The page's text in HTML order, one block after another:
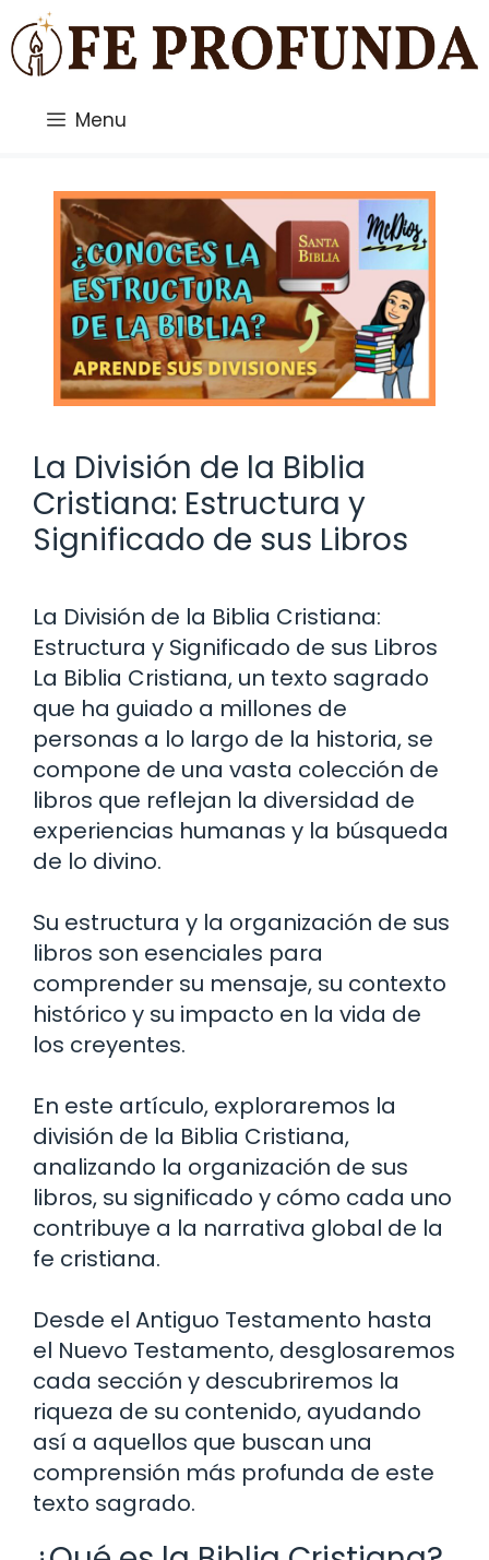
Saltar
al
contenido
Menu
La División de la Biblia
Cristiana: Estructura y
Significado de sus Libros
La División de la Biblia Cristiana:
Estructura y Significado de sus Libros
La Biblia Cristiana, un texto sagrado
que ha guiado a millones de
personas a lo largo de la historia, se
compone de una vasta colección de
libros que reflejan la diversidad de
experiencias humanas y la búsqueda
de lo divino.
Su estructura y la organización de sus
libros son esenciales para
comprender su mensaje, su contexto
histórico y su impacto en la vida de
los creyentes.
En este artículo, exploraremos la
división de la Biblia Cristiana,
analizando la organización de sus
libros, su significado y cómo cada uno
contribuye a la narrativa global de la
fe cristiana.
Desde el Antiguo Testamento hasta
el Nuevo Testamento, desglosaremos
cada sección y descubriremos la
riqueza de su contenido, ayudando
así a aquellos que buscan una
comprensión más profunda de este
texto sagrado.